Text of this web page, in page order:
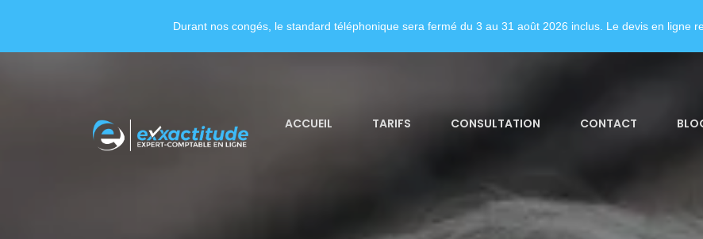
ACCUEIL TARIFS CONSULTATION CONTACT
Durant nos congés, le standard téléphonique sera fermé du 3 au 31 août 2026 inclus. Le devis en ligne